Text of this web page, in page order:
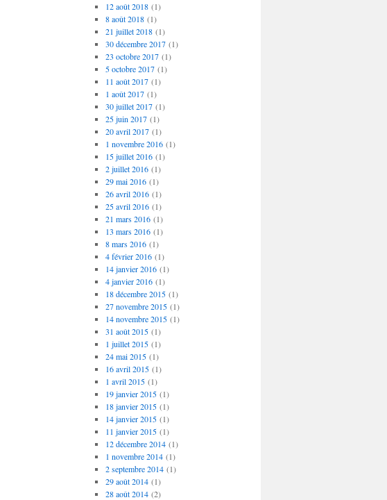
12 août 2018(1)
8 août 2018(1)
21 juillet 2018(1)
30 décembre 2017(1)
23 octobre 2017(1)
5 octobre 2017(1)
11 août 2017(1)
1 août 2017(1)
30 juillet 2017(1)
25 juin 2017(1)
20 avril 2017(1)
1 novembre 2016(1)
15 juillet 2016(1)
2 juillet 2016(1)
29 mai 2016(1)
26 avril 2016(1)
25 avril 2016(1)
21 mars 2016(1)
13 mars 2016(1)
8 mars 2016(1)
4 février 2016(1)
14 janvier 2016(1)
4 janvier 2016(1)
18 décembre 2015(1)
27 novembre 2015(1)
14 novembre 2015(1)
31 août 2015(1)
1 juillet 2015(1)
24 mai 2015(1)
16 avril 2015(1)
1 avril 2015(1)
19 janvier 2015(1)
18 janvier 2015(1)
14 janvier 2015(1)
11 janvier 2015(1)
12 décembre 2014(1)
1 novembre 2014(1)
2 septembre 2014(1)
29 août 2014(1)
28 août 2014(2)